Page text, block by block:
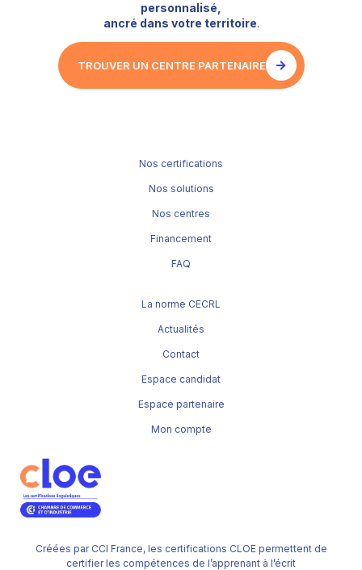
personnalisé,
ancré dans votre territoire.
TROUVER UN CENTRE PARTENAIRE
Créées par CCI France, les certifications CLOE permettent de
certifier les compétences de l’apprenant à l’écrit
Nos certifications
Nos solutions
Nos centres
Financement
FAQ
La norme CECRL
Actualités
Contact
Espace candidat
Espace partenaire
Mon compte